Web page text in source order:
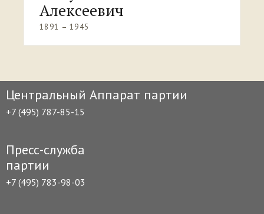
Алексеевич
1891 – 1945
Центральный Аппарат партии
+7 (495) 787-85-15
Пресс-служба
партии
+7 (495) 783-98-03